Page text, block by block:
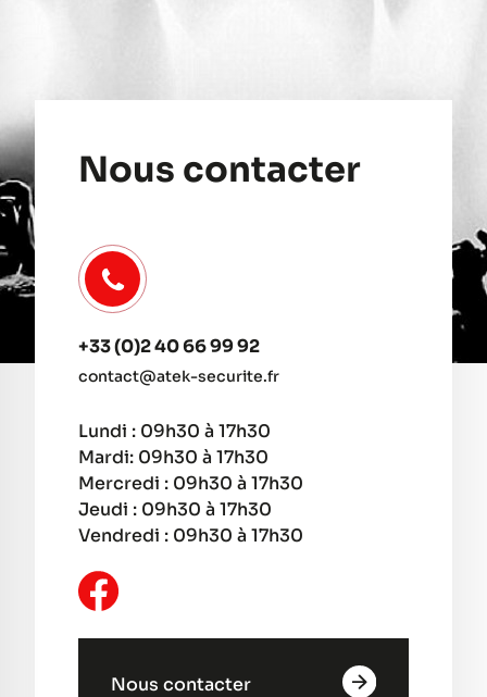
Nous contacter
+33 (0)2 40 66 99 92
contact@atek-securite.fr
Lundi : 09h30 à 17h30
Mardi: 09h30 à 17h30
Mercredi : 09h30 à 17h30
Jeudi : 09h30 à 17h30
Vendredi : 09h30 à 17h30
Nous contacter